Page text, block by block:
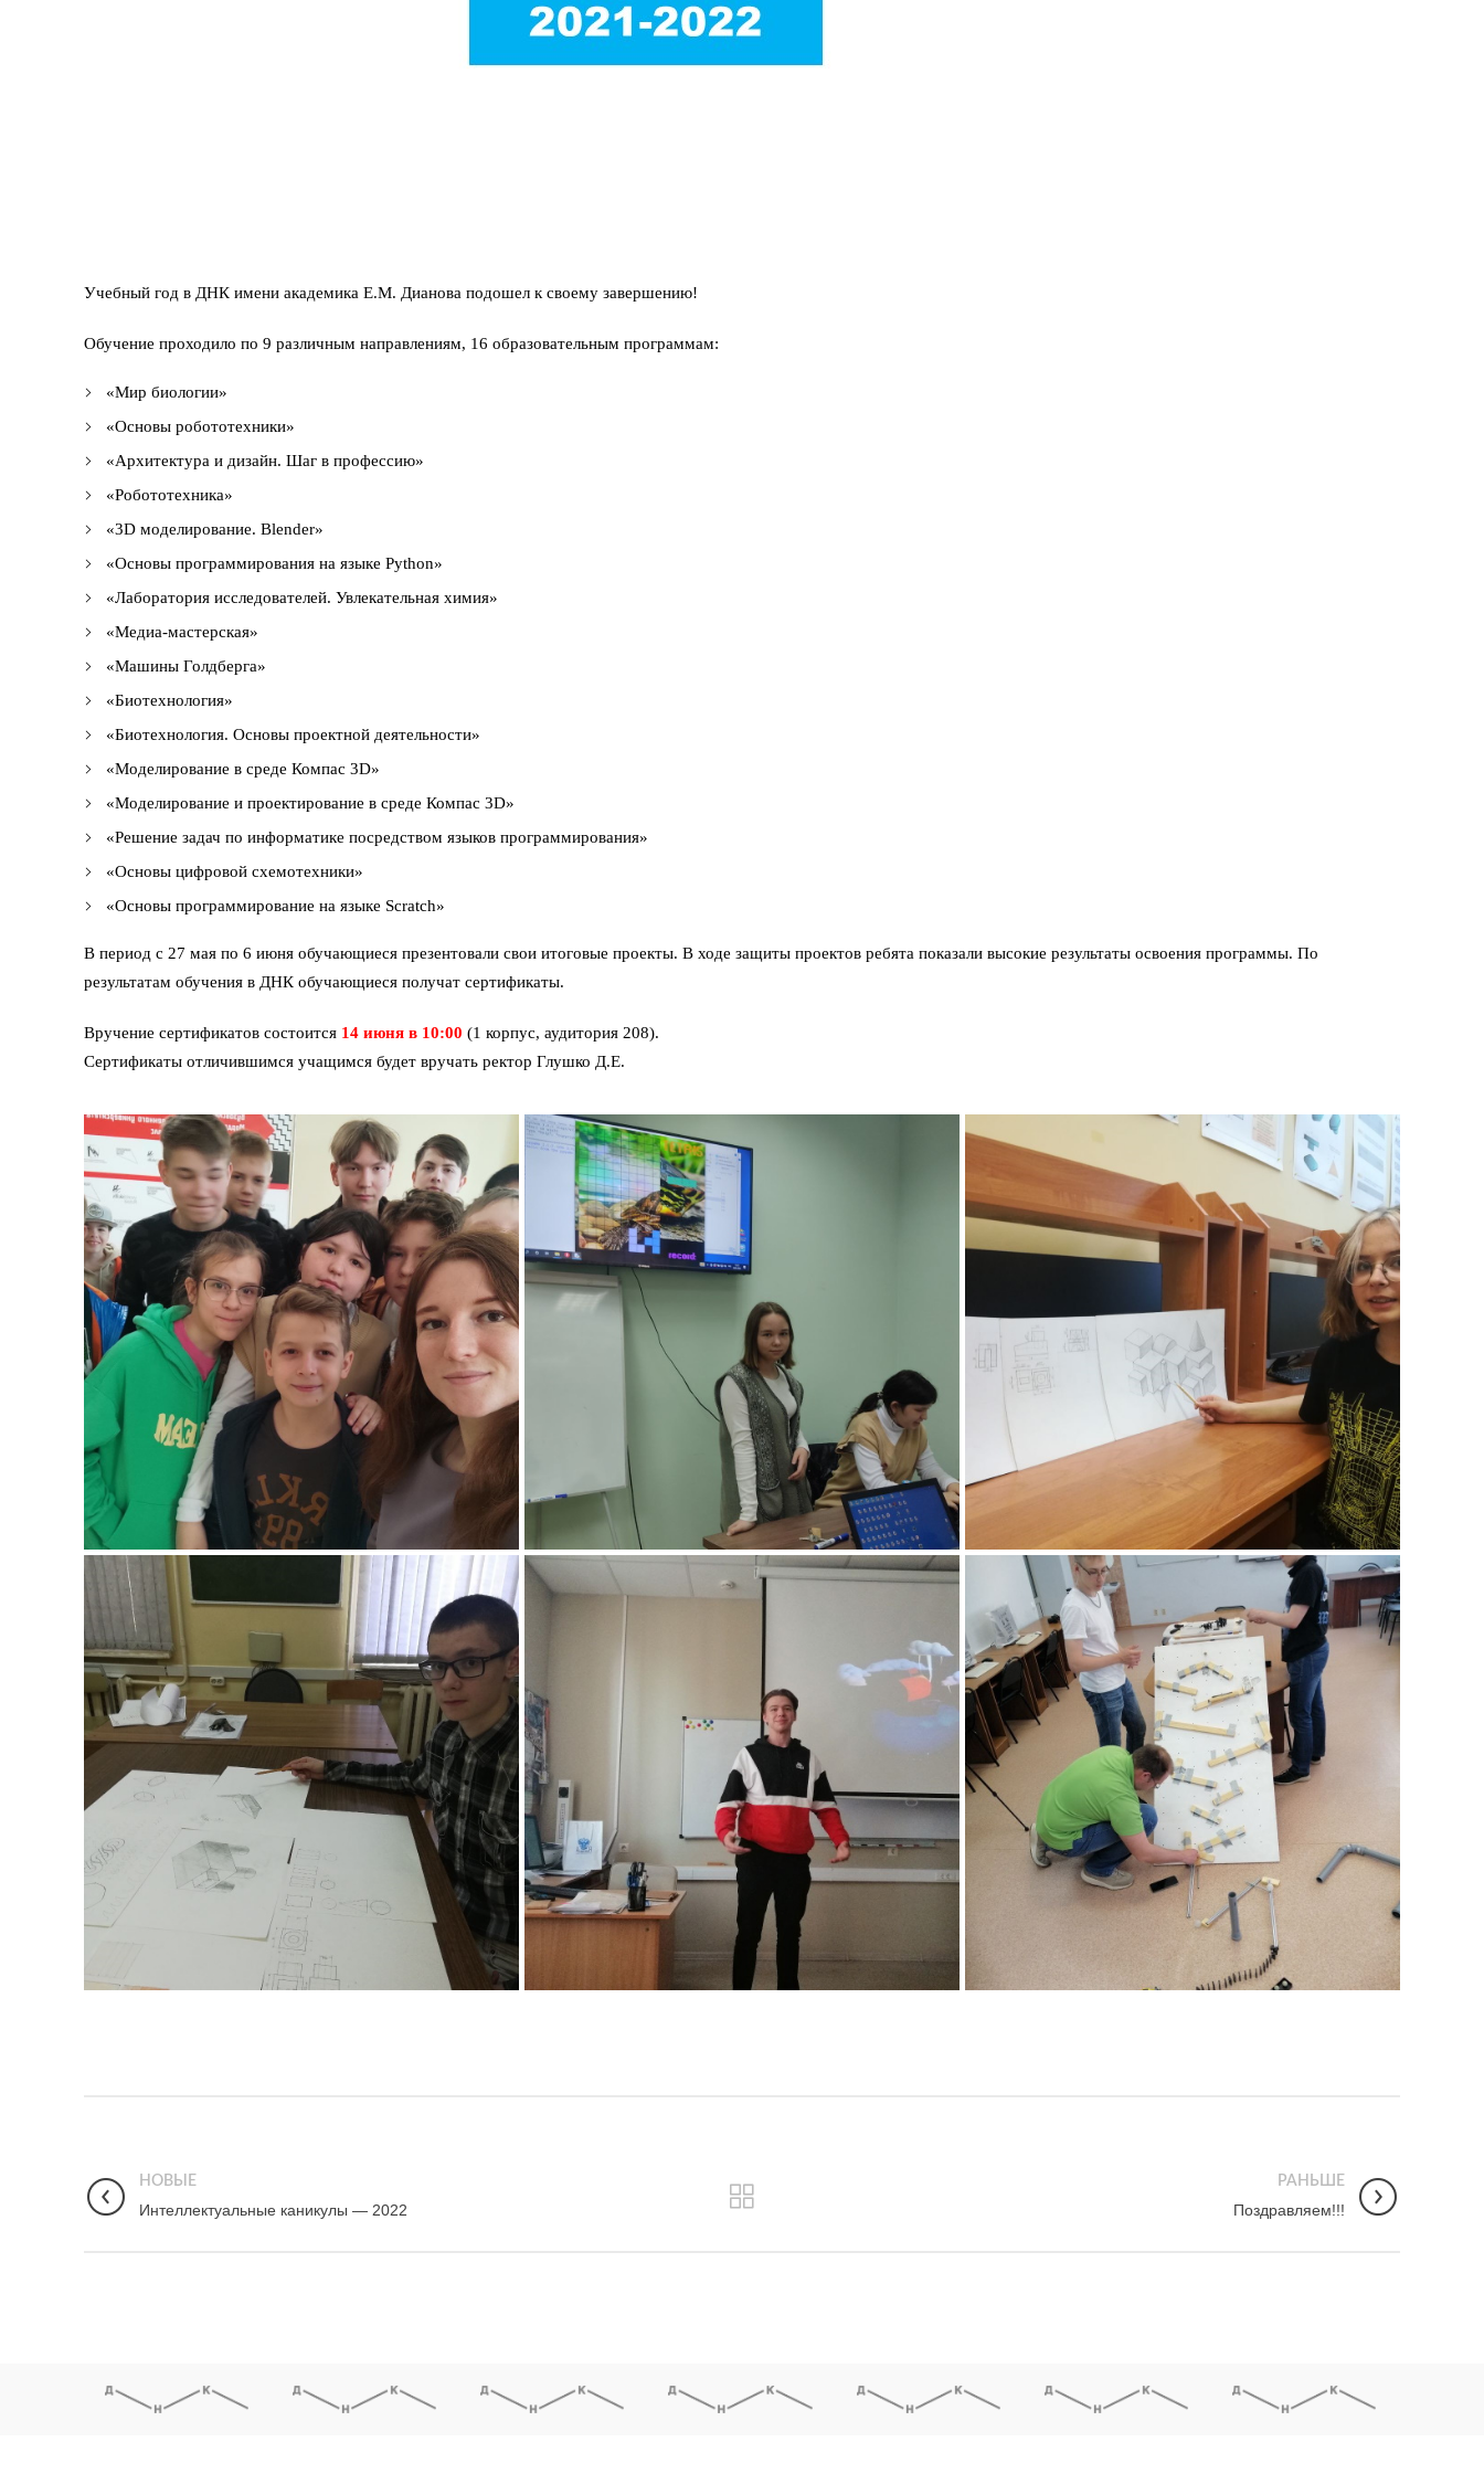
Учебный год в ДНК имени академика Е.М. Дианова подошел к своему завершению!
Обучение проходило по 9 различным направлениям, 16 образовательным программам:
«Мир биологии»
«Основы робототехники»
«Архитектура и дизайн. Шаг в профессию»
«Робототехника»
«3D моделирование. Blender»
«Основы программирования на языке Python»
«Лаборатория исследователей. Увлекательная химия»
«Медиа-мастерская»
«Машины Голдберга»
«Биотехнология»
«Биотехнология. Основы проектной деятельности»
«Моделирование в среде Компас 3D»
«Моделирование и проектирование в среде Компас 3D»
«Решение задач по информатике посредством языков программирования»
«Основы цифровой схемотехники»
«Основы программирование на языке Scratch»
В период с 27 мая по 6 июня обучающиеся презентовали свои итоговые проекты. В ходе защиты проектов ребята показали высокие результаты освоения программы. По
результатам обучения в ДНК обучающиеся получат сертификаты.
Вручение сертификатов состоится 14 июня в 10:00 (1 корпус, аудитория 208).
Сертификаты отличившимся учащимся будет вручать ректор Глушко Д.Е.
НОВЫЕ
Интеллектуальные каникулы — 2022
РАНЬШЕ
Поздравляем!!!